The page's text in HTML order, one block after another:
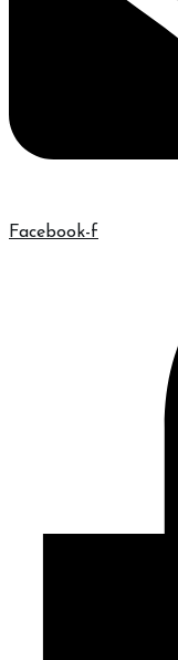
Facebook-f